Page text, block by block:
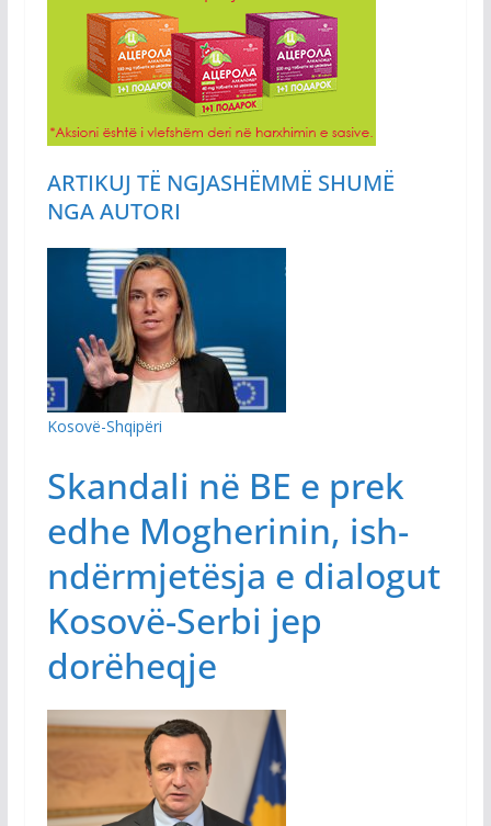
ARTIKUJ TË NGJASHËMMË SHUMË
NGA AUTORI
Kosovë-Shqipëri
Skandali në BE e prek
edhe Mogherinin, ish-
ndërmjetësja e dialogut
Kosovë-Serbi jep
dorëheqje